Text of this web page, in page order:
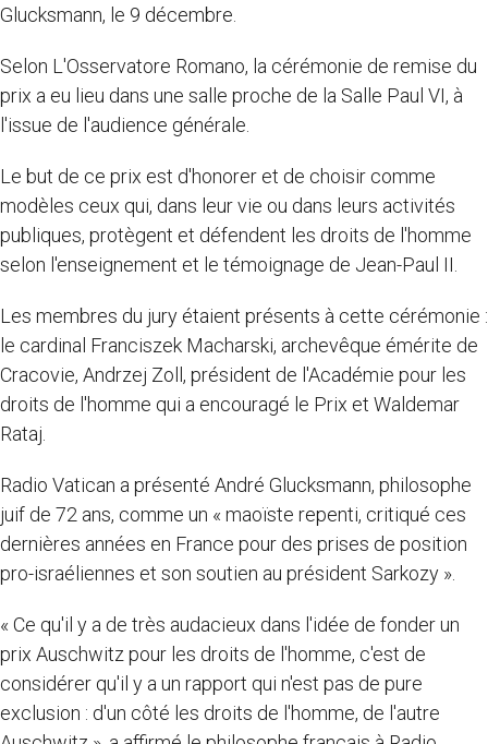
Glucksmann, le 9 décembre.
Selon L'Osservatore Romano, la cérémonie de remise du
prix a eu lieu dans une salle proche de la Salle Paul VI, à
l'issue de l'audience générale.
Le but de ce prix est d'honorer et de choisir comme
modèles ceux qui, dans leur vie ou dans leurs activités
publiques, protègent et défendent les droits de l'homme
selon l'enseignement et le témoignage de Jean-Paul II.
Les membres du jury étaient présents à cette cérémonie :
le cardinal Franciszek Macharski, archevêque émérite de
Cracovie, Andrzej Zoll, président de l'Académie pour les
droits de l'homme qui a encouragé le Prix et Waldemar
Rataj.
Radio Vatican a présenté André Glucksmann, philosophe
juif de 72 ans, comme un « maoïste repenti, critiqué ces
dernières années en France pour des prises de position
pro-israéliennes et son soutien au président Sarkozy ».
« Ce qu'il y a de très audacieux dans l'idée de fonder un
prix Auschwitz pour les droits de l'homme, c'est de
considérer qu'il y a un rapport qui n'est pas de pure
exclusion : d'un côté les droits de l'homme, de l'autre